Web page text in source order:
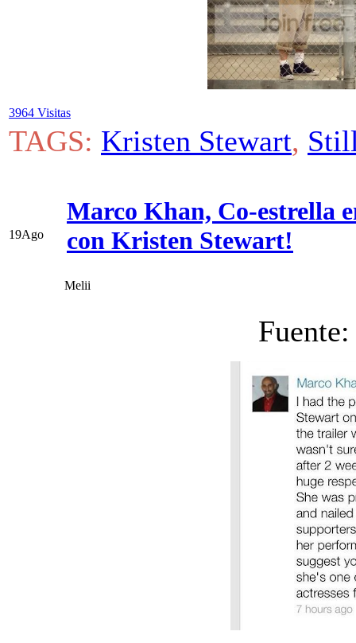
3964 Visitas
TAGS: Kristen Stewart,
19Ago
Marco Khan, Co-estrella
con Kristen Stewart!
Melii